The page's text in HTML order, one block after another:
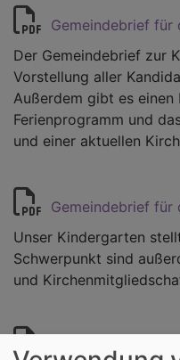
Gemeindebrief für
Der Gemeindebrief zur
Vorstellung aller
Außerdem gibt es
Ferienprogramm und
und einer aktuellen
Gemeindebrief für
Unser Kindergarten
Schwerpunkt sind
und